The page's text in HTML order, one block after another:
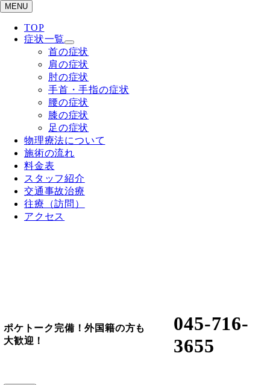
MENU
TOP
症状一覧
首の症状
肩の症状
肘の症状
手首・手指の症状
腰の症状
膝の症状
足の症状
物理療法について
施術の流れ
料金表
スタッフ紹介
交通事故治療
往療（訪問）
アクセス
ポケトーク完備！外国籍の方も
大歓迎！
045-716-
3655